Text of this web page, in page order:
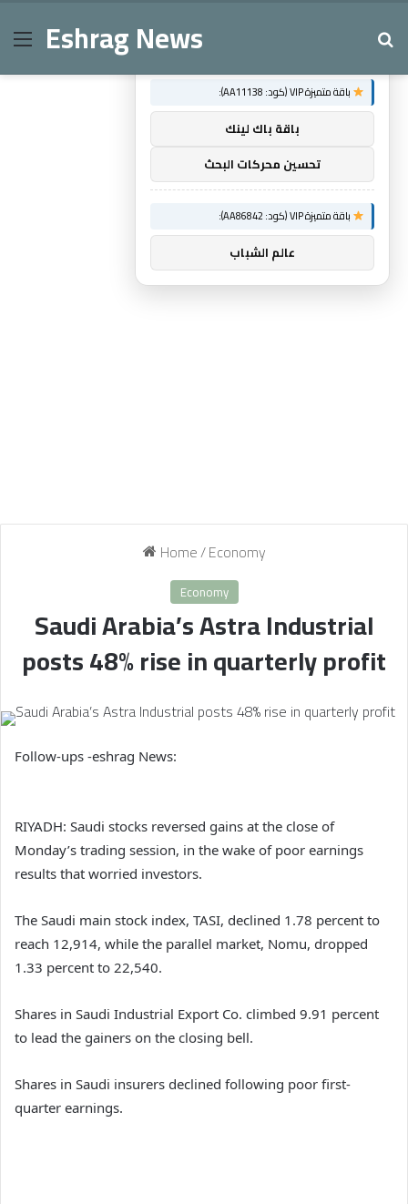
MenuEshrag News
Home/Economy
Economy
Saudi Arabia’s Astra Industrial
posts 48% rise in quarterly profit
Follow-ups -eshrag News:
RIYADH: Saudi stocks reversed gains at the close of
Monday’s trading session, in the wake of poor earnings
results that worried investors.
The Saudi main stock index, TASI, declined 1.78 percent to
reach 12,914, while the parallel market, Nomu, dropped
1.33 percent to 22,540.
Shares in Saudi Industrial Export Co. climbed 9.91 percent
to lead the gainers on the closing bell.
Shares in Saudi insurers declined following poor first-
quarter earnings.
×
باقة متميزة VIP (كود: AA11138):
باقة باك لينك
تحسين محركات البحث
باقة متميزة VIP (كود: AA86842):
عالم الشباب